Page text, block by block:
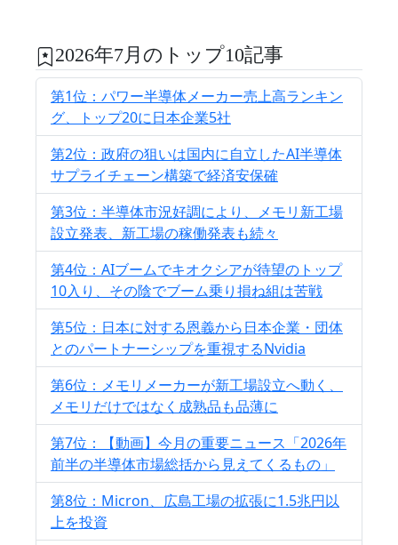
2026年7月のトップ10記事
第1位：パワー半導体メーカー売上高ランキン
グ、トップ20に日本企業5社
第2位：政府の狙いは国内に自立したAI半導体
サプライチェーン構築で経済安保確
第3位：半導体市況好調により、メモリ新工場
設立発表、新工場の稼働発表も続々
第4位：AIブームでキオクシアが待望のトップ
10入り、その陰でブーム乗り損ね組は苦戦
第5位：日本に対する恩義から日本企業・団体
とのパートナーシップを重視するNvidia
第6位：メモリメーカーが新工場設立へ動く、
メモリだけではなく成熟品も品薄に
第7位：【動画】今月の重要ニュース「2026年
前半の半導体市場総括から見えてくるもの」
第8位：Micron、広島工場の拡張に1.5兆円以
上を投資